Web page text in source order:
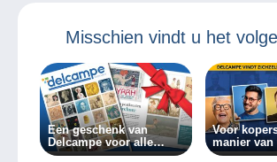
Misschien vindt u het
Een geschenk van
Delcampe voor alle
verzamelaars!
Voor
manier van
vandaag!